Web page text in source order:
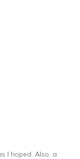
I hoped. Also, a